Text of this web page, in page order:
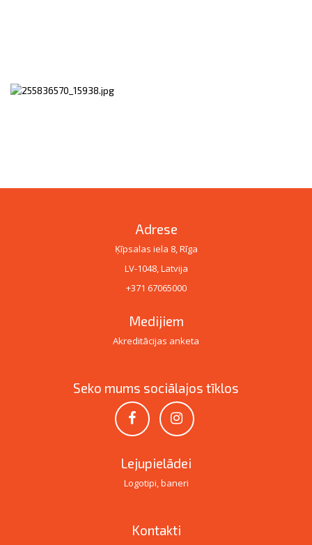
Adrese
Ķīpsalas iela 8, Rīga
LV-1048, Latvija
+371 67065000
Medijiem
Akreditācijas anketa
Seko mums sociālajos tīklos
Lejupielādei
Logotipi, baneri
Kontakti